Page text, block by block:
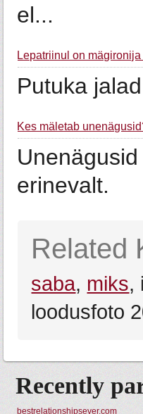
el...
Lepatriinul on
Putuka
Kes mäletab
erinevalt.
Related
saba, miks,
loodusfoto
Recently
bestrelationshipsever.com